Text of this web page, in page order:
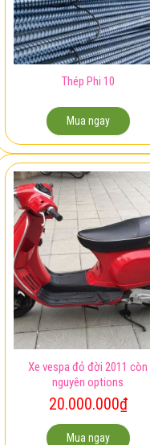
Thép Phi 10
Mua ngay
Xe vespa đỏ đời 2011 còn
nguyên options
20.000.000₫
Mua ngay